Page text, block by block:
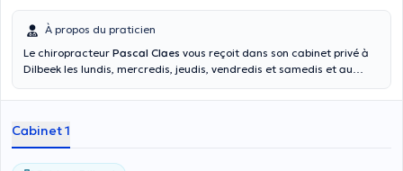
À propos du praticien
Le chiropracteur Pascal Claes vous reçoit dans son cabinet privé à
Dilbeek les lundis, mercredis, jeudis, vendredis et samedis et au
tant que docteur en chiropratique, Monsieur Claes est spécialiste
douleurs musculaires. Les jeunes, les personnes âgées et les sportifs
sont les bienvenus chez le chiropraticien Pascal Claes.
Cabinet 1